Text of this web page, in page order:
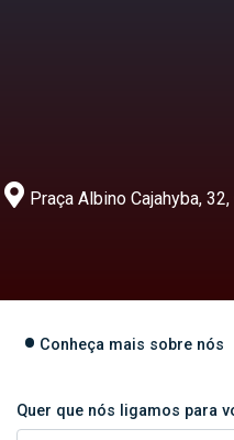
Praça Albino Cajahyba,
Conheça mais sobre nós
Quer que nós ligamos para